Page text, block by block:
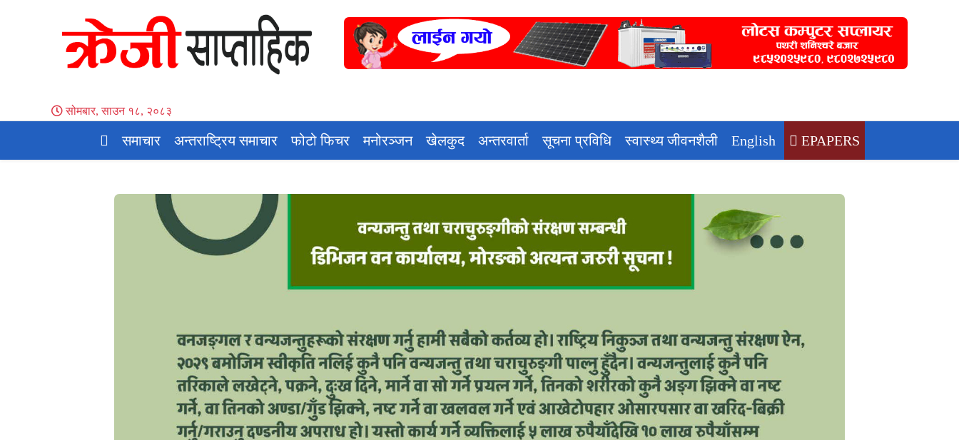
सोमबार, साउन १८, २०८३
समाचार अन्तराष्ट्रिय समाचार फोटो फिचर मनोरञ्जन खेलकुद अन्तरवार्ता सूचना प्रविधि स्वास्थ्य जीवनशैली English EPAPERS